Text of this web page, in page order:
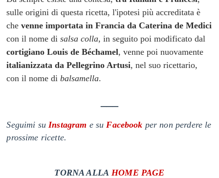
sulle origini di questa ricetta, l'ipotesi più accreditata è
chevenne importata in Francia da Caterina de Medici
con il nome disalsa colla, in seguito poi modificato dal
cortigiano Louis de Béchamel, venne poi nuovamente
italianizzata da Pellegrino Artusi, nel suo ricettario,
con il nome dibalsamella.
Seguimi su Instagram e su Facebook per non perdere le
prossime ricette.
TORNA ALLA HOME PAGE